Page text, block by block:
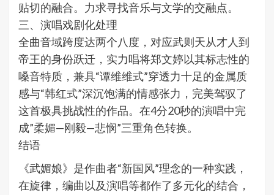
贴切的融合。力求寻找音乐与文学的交融点。
三、演唱戏剧化处理
全曲音域跨度达两个八度，对应武则天从才人到
帝王的身份跃迁，实力唱将郑文婷以其标志性的
嗓音特质，兼具“谭维维式”穿透力十足的金属质
感与“韩红式”深沉饱满的情感张力，完美驾驭了
这首极具挑战性的作品。在4分20秒的演唱中完
成”柔媚—刚毅—悲悯”三重角色转换。
结语
《武媚娘》是作曲者“新国风”理念的一种实践，
在旋律，编曲以及演唱等都作了多元化的结合，